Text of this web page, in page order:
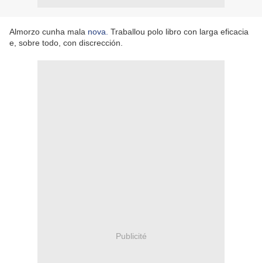
Almorzo cunha mala nova. Traballou polo libro con larga eficacia
e, sobre todo, con discrección.
Publicité